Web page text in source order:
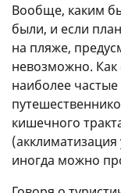
Вообще, каким
были, и если
на пляже,
невозможно. Как
наиболее
кишечного
иногда можно